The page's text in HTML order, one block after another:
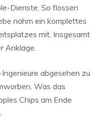
Dienste. So flossen
nahm ein komplettes
mit. Insgesamt
Anklage.
abgesehen zu
Was das
Chips am Ende